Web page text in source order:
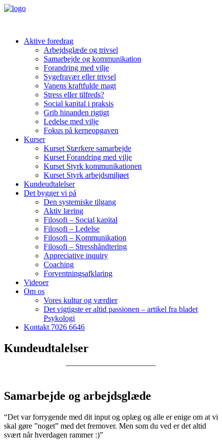
Aktive foredrag
Arbejdsglæde og trivsel
Samarbejde og kommunikation
Forandring med vilje
Sygefravær eller trivsel
Vanens kraftfulde magt
Stress eller tilfreds?
Social kapital i praksis
Grib hinanden rigtigt
Ledelse med vilje
Fokus på kerneopgaven
Kurser
Kurset Stærkere samarbejde
Kurset Forandring med vilje
Kurset Styrk kommunikationen
Kurset Styrk arbejdsmiljøet
Kundeudtalelser
Det bygger vi på
Den systemiske tilgang
Aktiv læring
Filosofi – Social kapital
Filosofi – Ledelse
Filosofi – Kommunikation
Filosofi – Stresshåndtering
Appreciative inquiry
Coaching
Forventningsafklaring
Videoer
Om os
Vores kultur og værdier
Det vigtigste er altid passionen – artikel fra bladet
Psykologi
Kontakt 7026 6646
Kundeudtalelser
Samarbejde og arbejdsglæde
“Det var forrygende med dit input og oplæg og alle er enige om at vi
skal gøre ”noget” med det fremover. Men som du ved er det altid
svært når hverdagen rammer :)”